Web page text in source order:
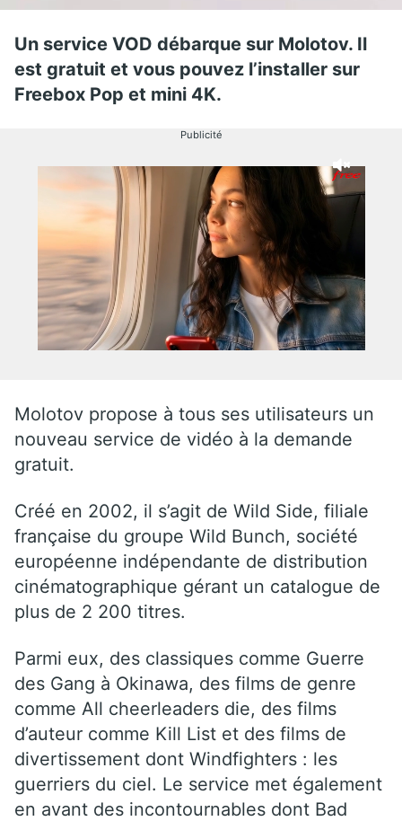
Un service VOD débarque sur Molotov. Il
est gratuit et vous pouvez l’installer sur
Freebox Pop et mini 4K.
Publicité
Molotov propose à tous ses utilisateurs un
nouveau service de vidéo à la demande
gratuit.
Créé en 2002, il s’agit de Wild Side, filiale
française du groupe Wild Bunch, société
européenne indépendante de distribution
cinématographique gérant un catalogue de
plus de 2 200 titres.
Parmi eux, des classiques comme Guerre
des Gang à Okinawa, des films de genre
comme All cheerleaders die, des films
d’auteur comme Kill List et des films de
divertissement dont Windfighters : les
guerriers du ciel. Le service met également
en avant des incontournables dont Bad